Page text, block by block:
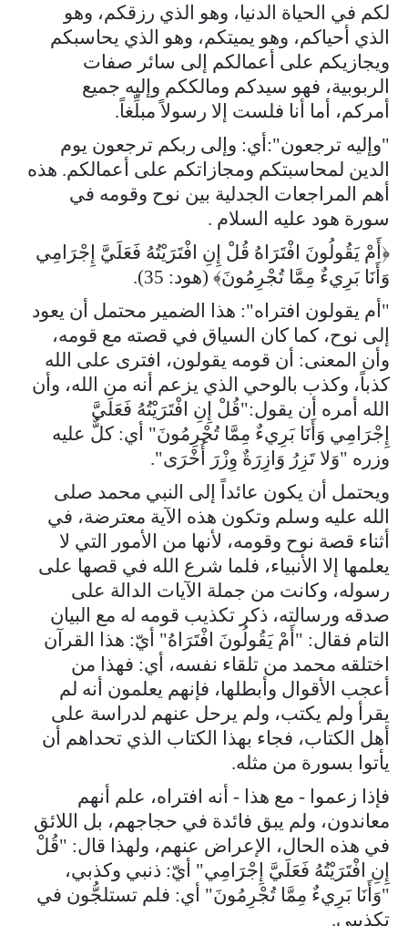
لكم في الحياة الدنيا، وهو الذي رزقكم، وهو
الذي أحياكم، وهو يميتكم، وهو الذي يحاسبكم
ويجازيكم على أعمالكم إلى سائر صفات
الربوبية، فهو سيدكم ومالككم وإليه جميع
أمركم، أما أنا فلست إلا رسولاً مبلِّغاً.
"وإليه ترجعون":أي: وإلى ربكم ترجعون يوم
الدين لمحاسبتكم ومجازاتكم على أعمالكم. هذه
أهم المراجعات الجدلية بين نوح وقومه في
سورة هود عليه السلام .
﴿أَمْ يَقُولُونَ افْتَرَاهُ قُلْ إِنِ افْتَرَيْتُهُ فَعَلَيَّ إِجْرَامِي
وَأَنَا بَرِيءٌ مِمَّا تُجْرِمُونَ﴾ (هود: 35).
"أم يقولون افتراه": هذا الضمير محتمل أن يعود
إلى نوح، كما كان السياق في قصته مع قومه،
وأن المعنى: أن قومه يقولون، افترى على الله
كذباً، وكذب بالوحي الذي يزعم أنه من الله، وأن
الله أمره أن يقول:"قُلْ إِنِ افْتَرَيْتُهُ فَعَلَيَّ
إِجْرَامِي وَأَنَا بَرِيءٌ مِمَّا تُجْرِمُونَ" أي: كلٌّ عليه
وزره "وَلا تَزِرُ وَازِرَةٌ وِزْرَ أُخْرَى".
ويحتمل أن يكون عائداً إلى النبي محمد صلى
الله عليه وسلم وتكون هذه الآية معترضة، في
أثناء قصة نوح وقومه، لأنها من الأمور التي لا
يعلمها إلا الأنبياء، فلما شرع الله في قصها على
رسوله، وكانت من جملة الآيات الدالة على
صدقه ورسالته، ذكر تكذيب قومه له مع البيان
التام فقال: "أَمْ يَقُولُونَ افْتَرَاهُ" أيّ: هذا القرآن
اختلقه محمد من تلقاء نفسه، أي: فهذا من
أعجب الأقوال وأبطلها، فإنهم يعلمون أنه لم
يقرأ ولم يكتب، ولم يرحل عنهم لدراسة على
أهل الكتاب، فجاء بهذا الكتاب الذي تحداهم أن
يأتوا بسورة من مثله.
فإذا زعموا - مع هذا - أنه افتراه، علم أنهم
معاندون، ولم يبق فائدة في حجاجهم، بل اللائق
في هذه الحال، الإعراض عنهم، ولهذا قال: "قُلْ
إِنِ افْتَرَيْتُهُ فَعَلَيَّ إِجْرَامِي" أيّ: ذنبي وكذبي،
"وَأَنَا بَرِيءٌ مِمَّا تُجْرِمُونَ" أي: فلم تستلجُّون في
تكذيبي.